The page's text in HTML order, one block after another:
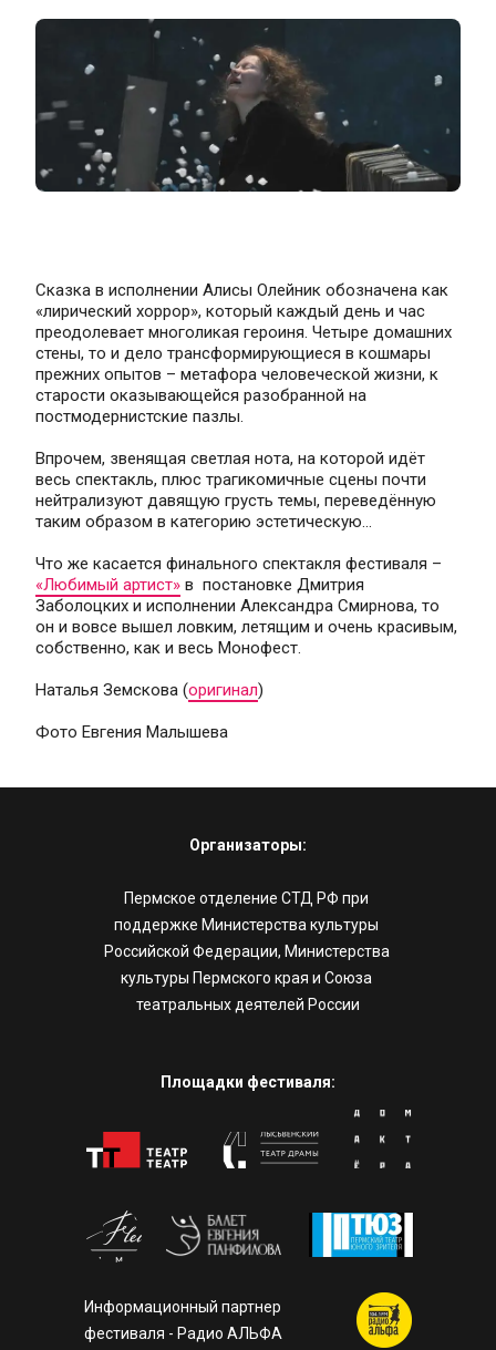
Сказка в исполнении Алисы Олейник обозначена как
«лирический хоррор», который каждый день и час
преодолевает многоликая героиня. Четыре домашних
стены, то и дело трансформирующиеся в кошмары
прежних опытов – метафора человеческой жизни, к
старости оказывающейся разобранной на
постмодернистские пазлы.
Впрочем, звенящая светлая нота, на которой идёт
весь спектакль, плюс трагикомичные сцены почти
нейтрализуют давящую грусть темы, переведённую
таким образом в категорию эстетическую...
«Любимый артист» в  постановке Дмитрия
Заболоцких и исполнении Александра Смирнова, то
он и вовсе вышел ловким, летящим и очень красивым,
собственно, как и весь Монофест.
Наталья Земскова (оригинал)
Фото Евгения Малышева
Организаторы:
Пермское отделение СТД РФ при
поддержке Министерства культуры
Российской Федерации, Министерства
культуры Пермского края и Союза
театральных деятелей России
Площадки фестиваля:
Информационный партнер
фестиваля - Радио АЛЬФА